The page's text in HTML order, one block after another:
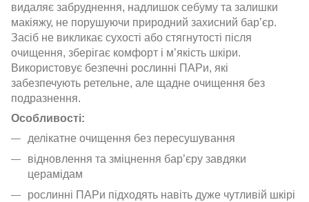
видаляє забруднення, надлишок себуму та залишки
макіяжу, не порушуючи природний захисний бар’єр.
Засіб не викликає сухості або стягнутості після
очищення, зберігає комфорт і м’якість шкіри.
Використовує безпечні рослинні ПАРи, які
забезпечують ретельне, але щадне очищення без
подразнення.
Особливості:
делікатне очищення без пересушування
відновлення та зміцнення бар’єру завдяки
церамідам
рослинні ПАРи підходять навіть дуже чутливій шкірі